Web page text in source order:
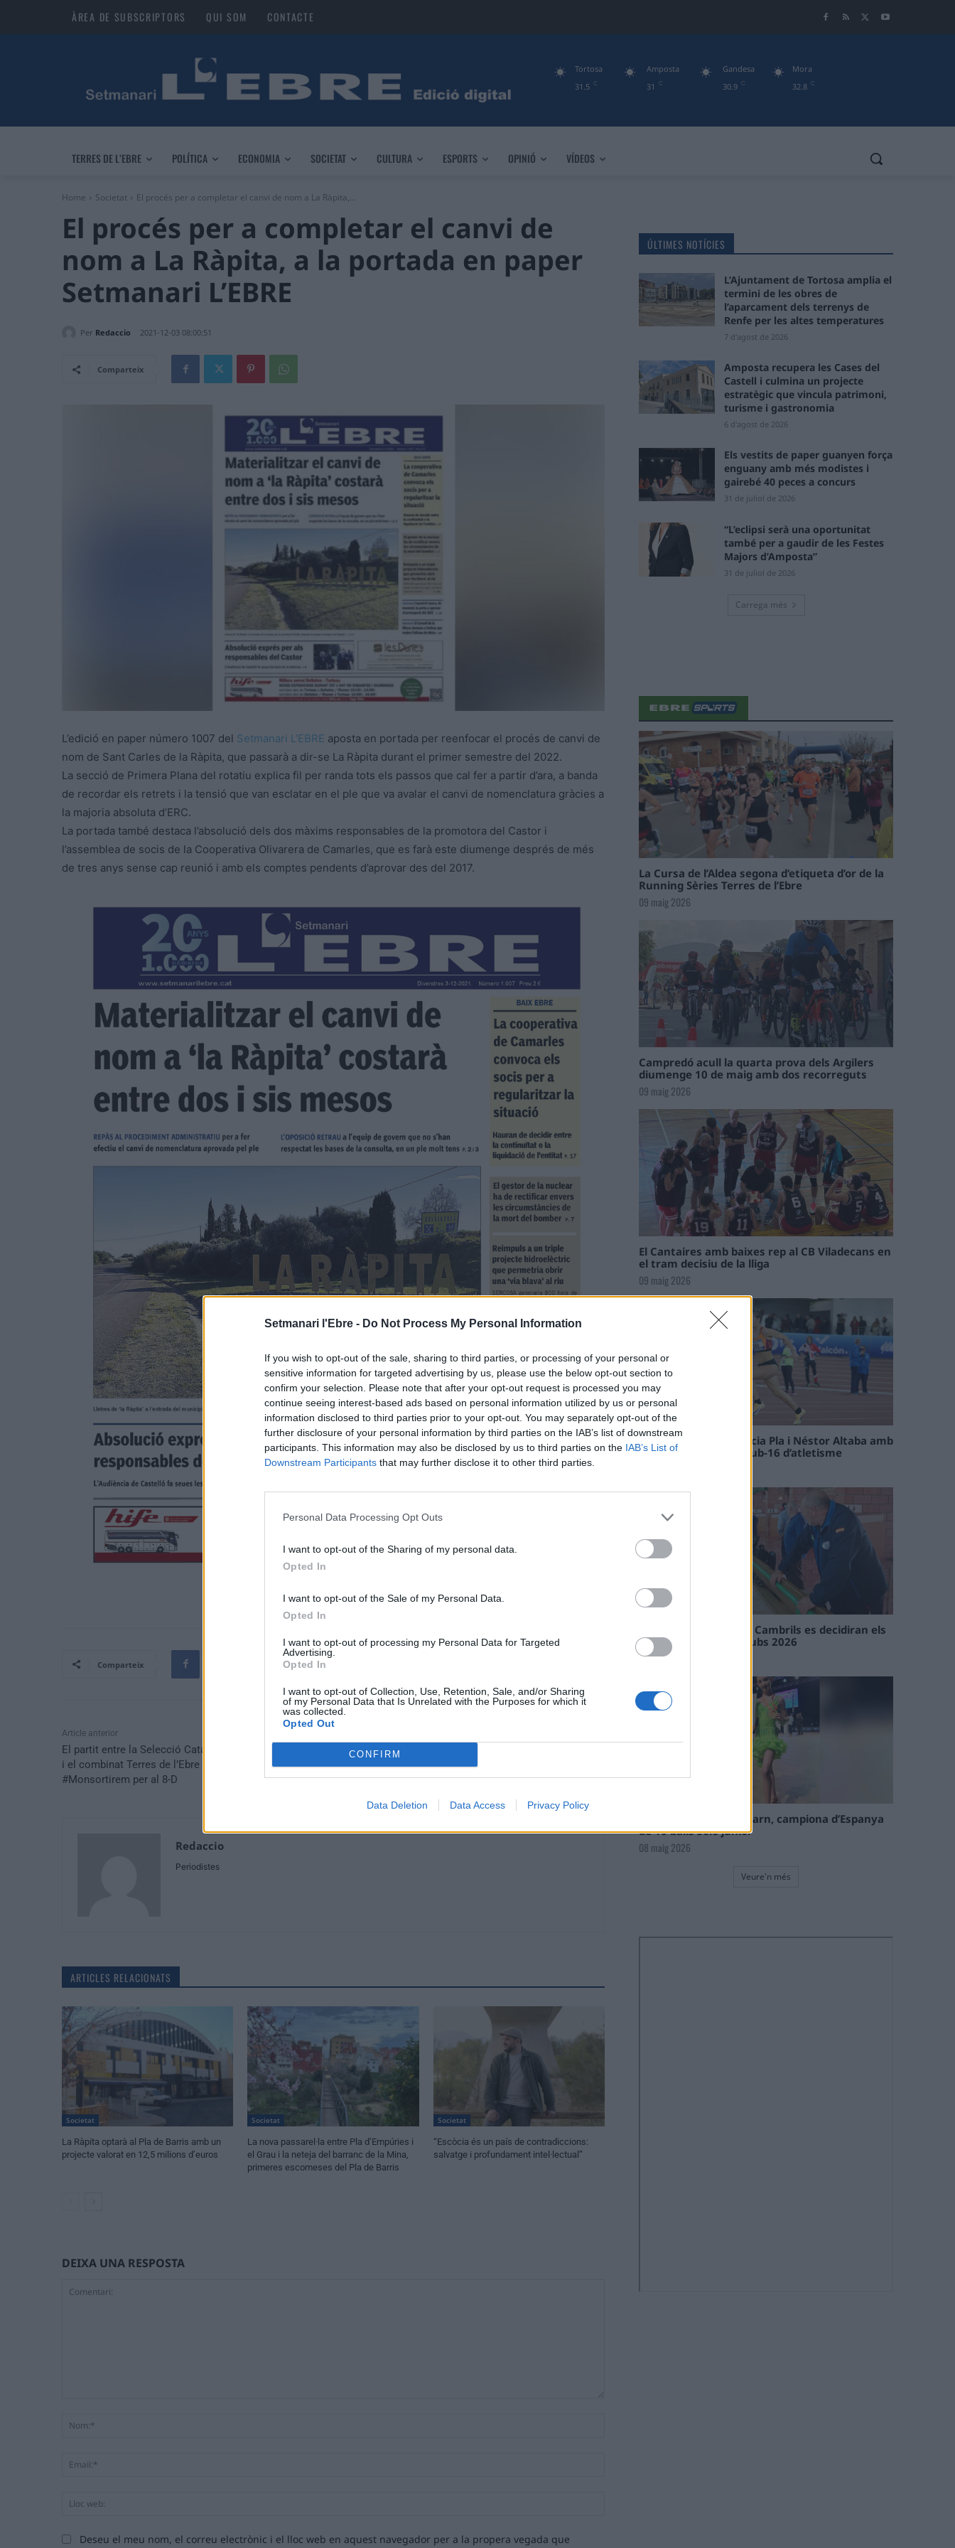
Setmanari l'Ebre - Do Not Process My Personal Information
If you wish to opt-out of the sale, sharing to third parties, or processing of your personal or
sensitive information for targeted advertising by us, please use the below opt-out section to
confirm your selection. Please note that after your opt-out request is processed you may
continue seeing interest-based ads based on personal information utilized by us or personal
information disclosed to third parties prior to your opt-out. You may separately opt-out of the
further disclosure of your personal information by third parties on the IAB’s list of downstream
participants. This information may also be disclosed by us to third parties on the IAB’s List of
Downstream Participants that may further disclose it to other third parties.
Personal Data Processing Opt Outs
I want to opt-out of the Sharing of my personal data.
Opted In
I want to opt-out of the Sale of my Personal Data.
Opted In
I want to opt-out of processing my Personal Data for Targeted
Advertising.
Opted In
I want to opt-out of Collection, Use, Retention, Sale, and/or Sharing
of my Personal Data that Is Unrelated with the Purposes for which it
was collected.
Opted Out
CONFIRM
Data Deletion Data Access Privacy Policy
ÀREA DE SUBSCRIPTORS QUI SOM CONTACTE
31.5 C
Tortosa
31
C
Amposta
30.9 C
Gandesa
32.8 C
Mora
TERRES DE L’EBRE POLÍTICA ECONOMIA SOCIETAT CULTURA ESPORTS OPINIÓ VÍDEOS
Home Societat El procés per a completar el canvi de nom a La Ràpita,...
El procés per a completar el canvi de
nom a La Ràpita, a la portada en paper
Setmanari L’EBRE
Per Redaccio 2021-12-03 08:00:51
Comparteix
L’edició en paper número 1007 del Setmanari L’EBRE aposta en portada per reenfocar el procés de canvi de
nom de Sant Carles de la Ràpita, que passarà a dir-se La Ràpita durant el primer semestre del 2022.
La secció de Primera Plana del rotatiu explica fil per randa tots els passos que cal fer a partir d’ara, a banda
de recordar els retrets i la tensió que van esclatar en el ple que va avalar el canvi de nomenclatura gràcies a
la majoria absoluta d’ERC.
La portada també destaca l’absolució dels dos màxims responsables de la promotora del Castor i
l’assemblea de socis de la Cooperativa Olivarera de Camarles, que es farà este diumenge després de més
de tres anys sense cap reunió i amb els comptes pendents d’aprovar des del 2017.
Comparteix
Article anterior
El partit entre la Selecció Catalana Femenina Amateur
i el combinat Terres de l’Ebre en favor de
#Monsortirem per al 8-D
Redaccio
Periodistes
ARTICLES RELACIONATS
Societat
La Ràpita optarà al Pla de Barris amb un
projecte valorat en 12,5 milions d’euros
Societat
La nova passarel·la entre Pla d’Empúries i
el Grau i la neteja del barranc de la Mina,
primeres escomeses del Pla de Barris
Societat
“Escòcia és un país de contradiccions:
salvatge i profundament intel·lectual”
DEIXA UNA RESPOSTA
Deseu el meu nom, el correu electrònic i el lloc web en aquest navegador per a la propera vegada que
ÚLTIMES NOTÍCIES
L’Ajuntament de Tortosa amplia el
termini de les obres de
l’aparcament dels terrenys de
Renfe per les altes temperatures
7 d'agost de 2026
Amposta recupera les Cases del
Castell i culmina un projecte
estratègic que vincula patrimoni,
turisme i gastronomia
6 d'agost de 2026
Els vestits de paper guanyen força
enguany amb més modistes i
gairebé 40 peces a concurs
31 de juliol de 2026
“L’eclipsi serà una oportunitat
també per a gaudir de les Festes
Majors d’Amposta”
31 de juliol de 2026
Carrega més
La Cursa de l’Aldea segona d’etiqueta d’or de la
Running Sèries Terres de l’Ebre
09 maig 2026
Campredó acull la quarta prova dels Argilers
diumenge 10 de maig amb dos recorreguts
09 maig 2026
El Cantaires amb baixes rep al CB Viladecans en
el tram decisiu de la lliga
09 maig 2026
Paula Sintorres, Patrícia Pla i Néstor Altaba amb
la selecció catalana sub-16 d’atletisme
En les tirades de Flix i Cambrils es decidiran els
campions de l’Interclubs 2026
08 maig 2026
La tortosina Cinta Talarn, campiona d’Espanya
de 10 balls solo júnior
08 maig 2026
Veure'n més